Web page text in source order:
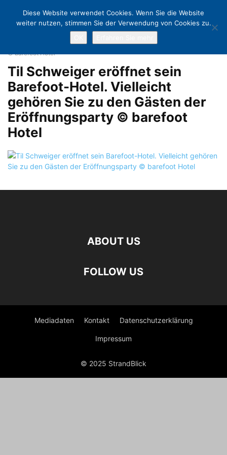
© barefoot Hotel
Til Schweiger eröffnet sein
Barefoot-Hotel. Vielleicht
gehören Sie zu den Gästen der
Eröffnungsparty © barefoot
Hotel
ABOUT US
FOLLOW US
Mediadaten Kontakt Datenschutzerklärung
Impressum
© 2025 StrandBlick
Diese Website verwendet Cookies. Wenn Sie die Website
weiter nutzen, stimmen Sie der Verwendung von Cookies zu.